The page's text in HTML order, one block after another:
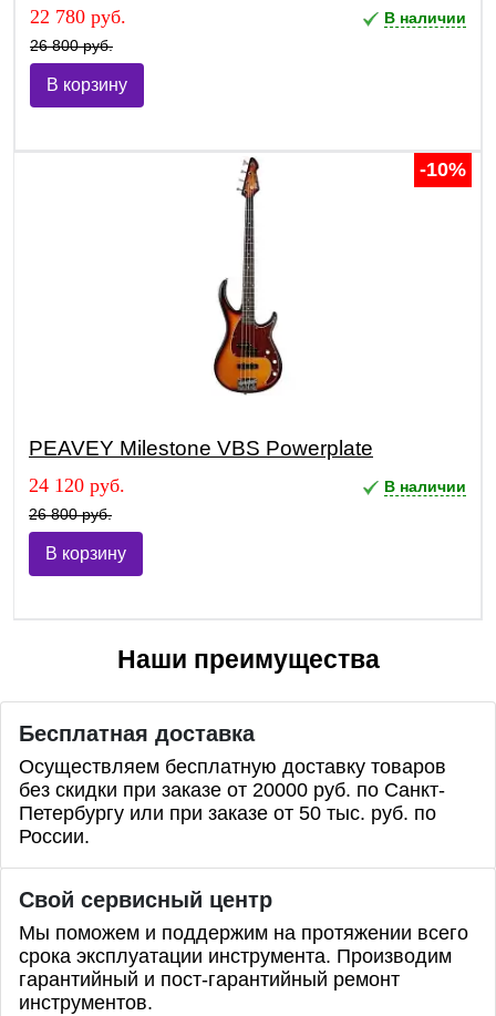
22 780 руб.
26 800 руб.
В наличии
В корзину
-10%
PEAVEY Milestone VBS Powerplate
24 120 руб.
26 800 руб.
В наличии
В корзину
Наши преимущества
Бесплатная доставка
Осуществляем бесплатную доставку товаров
без скидки при заказе от 20000 руб. по Санкт-
Петербургу или при заказе от 50 тыс. руб. по
России.
Свой сервисный центр
Мы поможем и поддержим на протяжении всего
срока эксплуатации инструмента. Производим
гарантийный и пост-гарантийный ремонт
инструментов.